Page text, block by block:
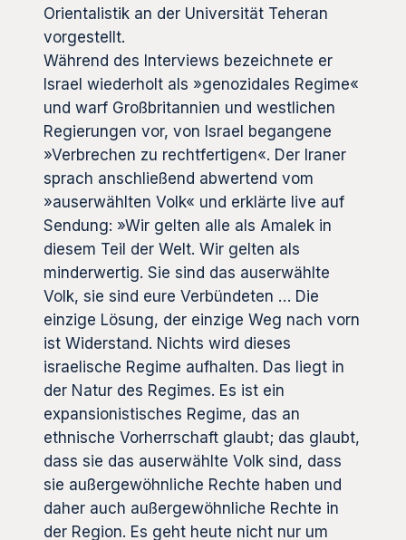
Orientalistik an der Universität Teheran
vorgestellt.
Während des Interviews bezeichnete er
Israel wiederholt als »genozidales Regime«
und warf Großbritannien und westlichen
Regierungen vor, von Israel begangene
»Verbrechen zu rechtfertigen«. Der Iraner
sprach anschließend abwertend vom
»auserwählten Volk« und erklärte live auf
Sendung: »Wir gelten alle als Amalek in
diesem Teil der Welt. Wir gelten als
minderwertig. Sie sind das auserwählte
Volk, sie sind eure Verbündeten … Die
einzige Lösung, der einzige Weg nach vorn
ist Widerstand. Nichts wird dieses
israelische Regime aufhalten. Das liegt in
der Natur des Regimes. Es ist ein
expansionistisches Regime, das an
ethnische Vorherrschaft glaubt; das glaubt,
dass sie das auserwählte Volk sind, dass
sie außergewöhnliche Rechte haben und
daher auch außergewöhnliche Rechte in
der Region. Es geht heute nicht nur um